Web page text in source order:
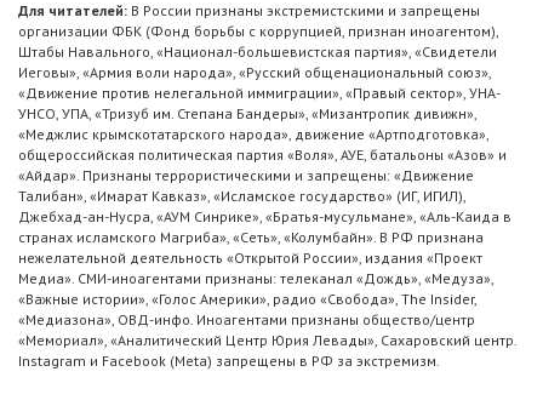
Для читателей: В России признаны экстремистскими и запрещены
организации ФБК (Фонд борьбы с коррупцией, признан иноагентом),
Штабы Навального, «Национал-большевистская партия», «Свидетели
Иеговы», «Армия воли народа», «Русский общенациональный союз»,
«Движение против нелегальной иммиграции», «Правый сектор», УНА-
УНСО, УПА, «Тризуб им. Степана Бандеры», «Мизантропик дивижн»,
«Меджлис крымскотатарского народа», движение «Артподготовка»,
общероссийская политическая партия «Воля», АУЕ, батальоны «Азов» и
«Айдар». Признаны террористическими и запрещены: «Движение
Талибан», «Имарат Кавказ», «Исламское государство» (ИГ, ИГИЛ),
Джебхад-ан-Нусра, «АУМ Синрике», «Братья-мусульмане», «Аль-Каида в
странах исламского Магриба», «Сеть», «Колумбайн». В РФ признана
нежелательной деятельность «Открытой России», издания «Проект
Медиа». СМИ-иноагентами признаны: телеканал «Дождь», «Медуза»,
«Важные истории», «Голос Америки», радио «Свобода», The Insider,
«Медиазона», ОВД-инфо. Иноагентами признаны общество/центр
«Мемориал», «Аналитический Центр Юрия Левады», Сахаровский центр.
Instagram и Facebook (Metа) запрещены в РФ за экстремизм.